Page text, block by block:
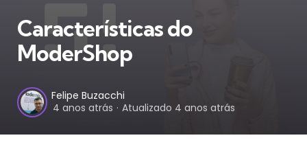
Características do
ModerShop
Postado
por
Felipe Buzacchi
4 anos atrás
Atualizado 4 anos atrás